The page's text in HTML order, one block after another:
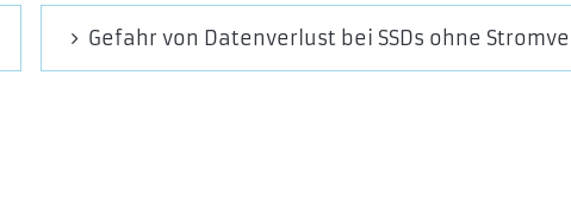
Gefahr von Datenverlust bei SSDs ohne